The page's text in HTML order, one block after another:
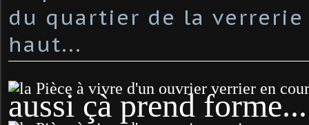
du quartier de la verrerie
haut...
aussi çà prend